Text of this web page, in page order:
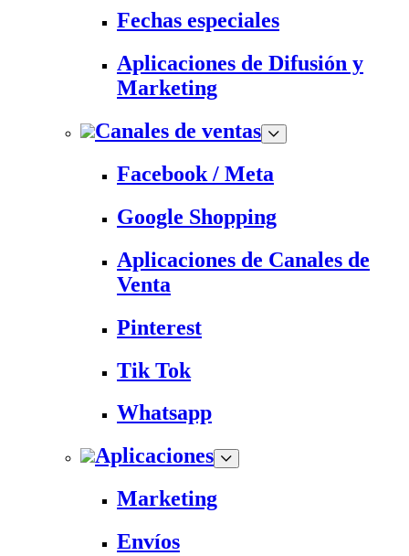
Fechas especiales
Aplicaciones de Difusión y
Marketing
Canales de ventas
Facebook / Meta
Google Shopping
Aplicaciones de Canales de
Venta
Pinterest
Tik Tok
Whatsapp
Aplicaciones
Marketing
Envíos